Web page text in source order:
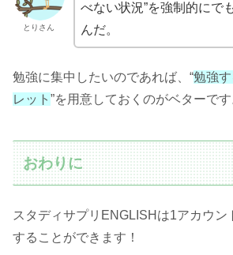
とりさん
べない状況”を強制的にで
んだ。
勉強に集中したいのであれば、“勉強
レット ”を用意しておくのがベターです
おわりに
スタディサプリENGLISHは1アカウン
することができます！